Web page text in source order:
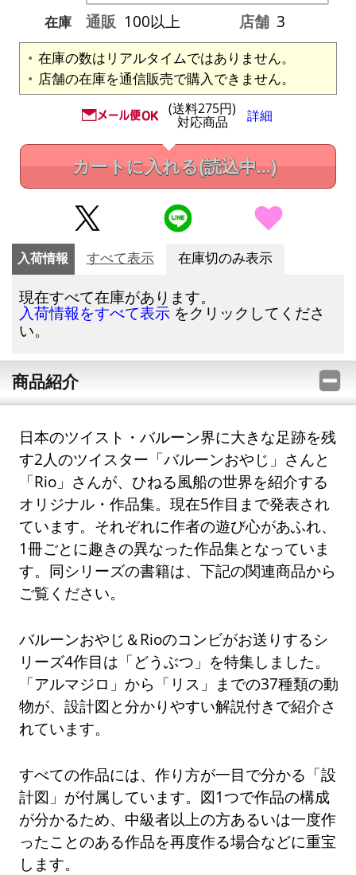
在庫
通販 100以上 店舗 3
在庫の数はリアルタイムではありません。
店舗の在庫を通信販売で購入できません。
(送料275円)
対応商品 詳細
カートに入れる(読込中...)
入荷情報 すべて表示 在庫切のみ表示
現在すべて在庫があります。
入荷情報をすべて表示 をクリックしてくださ
い。
商品紹介
日本のツイスト・バルーン界に大きな足跡を残
す2人のツイスター「バルーンおやじ」さんと
「Rio」さんが、ひねる風船の世界を紹介する
オリジナル・作品集。現在5作目まで発表され
ています。それぞれに作者の遊び心があふれ、
1冊ごとに趣きの異なった作品集となっていま
す。同シリーズの書籍は、下記の関連商品から
ご覧ください。
バルーンおやじ＆Rioのコンビがお送りするシ
リーズ4作目は「どうぶつ」を特集しました。
「アルマジロ」から「リス」までの37種類の動
物が、設計図と分かりやすい解説付きで紹介さ
れています。
すべての作品には、作り方が一目で分かる「設
計図」が付属しています。図1つで作品の構成
が分かるため、中級者以上の方あるいは一度作
ったことのある作品を再度作る場合などに重宝
します。